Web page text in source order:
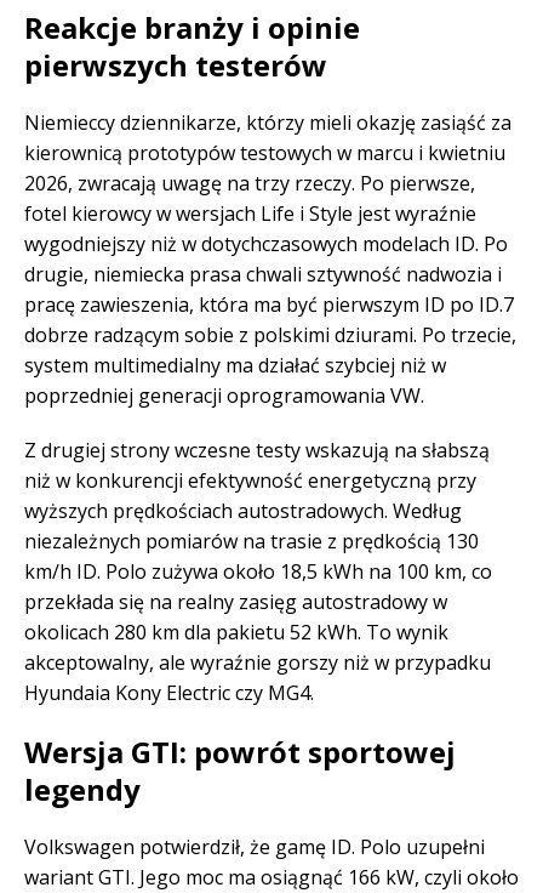
Reakcje branży i opinie
pierwszych testerów
Niemieccy dziennikarze, którzy mieli okazję zasiąść za
kierownicą prototypów testowych w marcu i kwietniu
2026, zwracają uwagę na trzy rzeczy. Po pierwsze,
fotel kierowcy w wersjach Life i Style jest wyraźnie
wygodniejszy niż w dotychczasowych modelach ID. Po
drugie, niemiecka prasa chwali sztywność nadwozia i
pracę zawieszenia, która ma być pierwszym ID po ID.7
dobrze radzącym sobie z polskimi dziurami. Po trzecie,
system multimedialny ma działać szybciej niż w
poprzedniej generacji oprogramowania VW.
Z drugiej strony wczesne testy wskazują na słabszą
niż w konkurencji efektywność energetyczną przy
wyższych prędkościach autostradowych. Według
niezależnych pomiarów na trasie z prędkością 130
km/h ID. Polo zużywa około 18,5 kWh na 100 km, co
przekłada się na realny zasięg autostradowy w
okolicach 280 km dla pakietu 52 kWh. To wynik
akceptowalny, ale wyraźnie gorszy niż w przypadku
Hyundaia Kony Electric czy MG4.
Wersja GTI: powrót sportowej
legendy
Volkswagen potwierdził, że gamę ID. Polo uzupełni
wariant GTI. Jego moc ma osiągnąć 166 kW, czyli około